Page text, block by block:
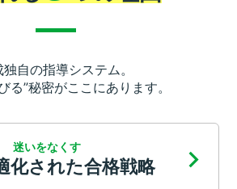
独自の指導システム。
る”秘密がここにあります。
迷いをなくす
化された合格戦略